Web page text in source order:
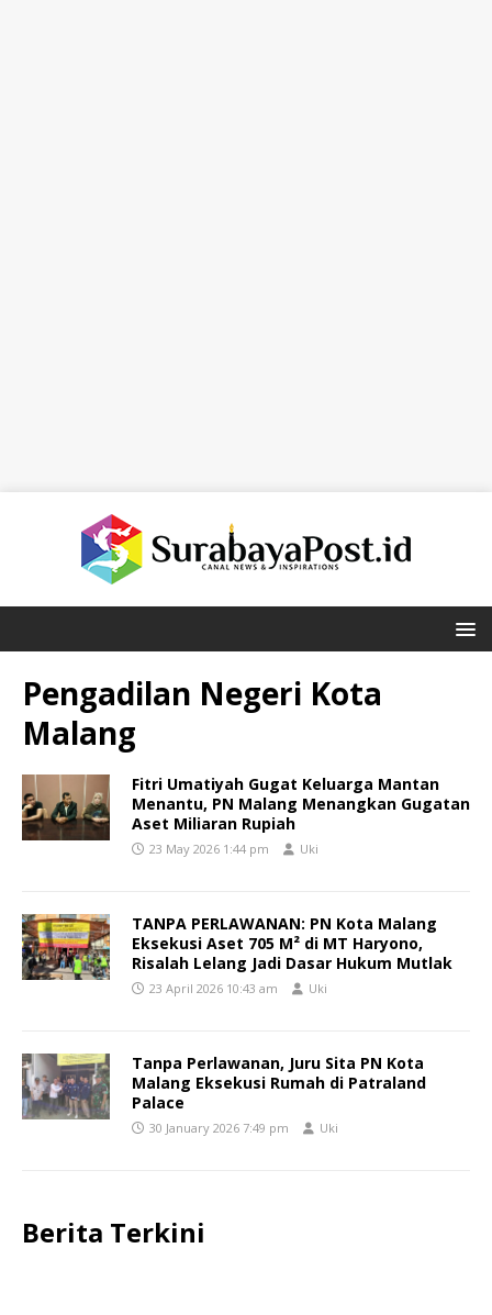
Pengadilan Negeri Kota
Malang
Fitri Umatiyah Gugat Keluarga Mantan
Menantu, PN Malang Menangkan Gugatan
Aset Miliaran Rupiah
23 May 2026 1:44 pm Uki
TANPA PERLAWANAN: PN Kota Malang
Eksekusi Aset 705 M² di MT Haryono,
Risalah Lelang Jadi Dasar Hukum Mutlak
23 April 2026 10:43 am Uki
Tanpa Perlawanan, Juru Sita PN Kota
Malang Eksekusi Rumah di Patraland
Palace
30 January 2026 7:49 pm Uki
Berita Terkini